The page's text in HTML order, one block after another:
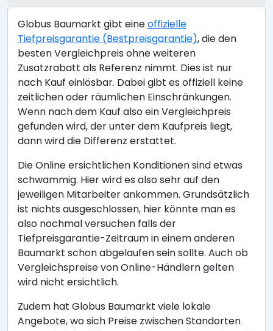
Globus Baumarkt gibt eineoffizielle
Tiefpreisgarantie (Bestpreisgarantie), die den
besten Vergleichpreis ohne weiteren
Zusatzrabatt als Referenz nimmt. Dies ist nur
nach Kauf einlösbar. Dabei gibt es offiziell keine
zeitlichen oder räumlichen Einschränkungen.
Wenn nach dem Kauf also ein Vergleichpreis
gefunden wird, der unter dem Kaufpreis liegt,
dann wird die Differenz erstattet.
Die Online ersichtlichen Konditionen sind etwas
schwammig. Hier wird es also sehr auf den
jeweiligen Mitarbeiter ankommen. Grundsätzlich
ist nichts ausgeschlossen, hier könnte man es
also nochmal versuchen falls der
Tiefpreisgarantie-Zeitraum in einem anderen
Baumarkt schon abgelaufen sein sollte. Auch ob
Vergleichspreise von Online-Händlern gelten
wird nicht ersichtlich.
Zudem hat Globus Baumarkt viele lokale
Angebote, wo sich Preise zwischen Standorten